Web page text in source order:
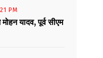
PM
यादव, पूर्व सीएम